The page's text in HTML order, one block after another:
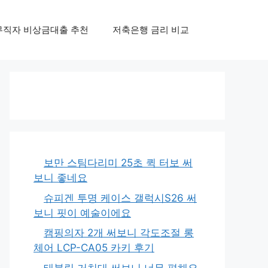
직자 비상금대출 추천 저축은행 금리 비교
보만 스팀다리미 25초 퀵 터보 써
보니 좋네요
슈피겐 투명 케이스 갤럭시S26 써
보니 핏이 예술이에요
캠핑의자 2개 써보니 각도조절 롱
체어 LCP-CA05 카키 후기